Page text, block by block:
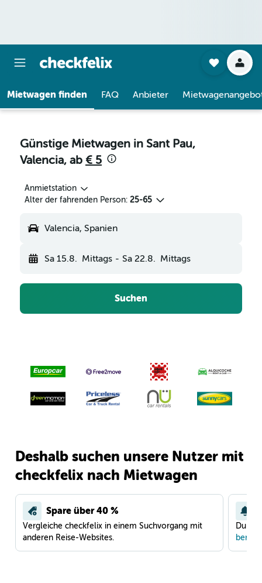
Mietwagen finden FAQ Anbieter
Günstige Mietwagen in Sant Pau,
Valencia, ab € 5
Anmietstation
Alter der fahrenden Person: 25-65
Valencia, Spanien
Sa 15.8. Mittags - Sa 22.8. Mittags
Suchen
Deshalb suchen unsere Nutzer mit
checkfelix nach Mietwagen
Spare über 40 %
Vergleiche checkfelix in einem Suchvorgang mit
anderen Reise-Websites.
Du